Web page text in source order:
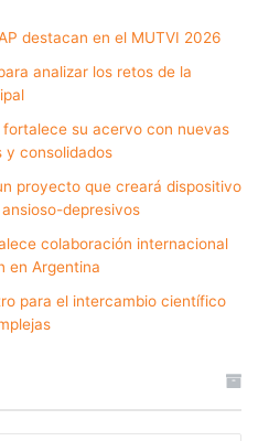
destacan en el MUTVI 2026
analizar los retos de la
su acervo con nuevas
y consolidados
proyecto que creará dispositivo
depresivos
colaboración internacional
en Argentina
para el intercambio científico